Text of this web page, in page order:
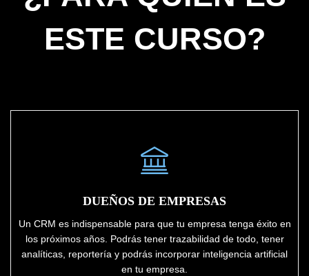
ESTE CURSO?
DUEÑOS DE EMPRESAS
Un CRM es indispensable para que tu empresa tenga éxito en
los próximos años. Podrás tener trazabilidad de todo, tener
analíticas, reportería y podrás incorporar inteligencia artificial
en tu empresa.